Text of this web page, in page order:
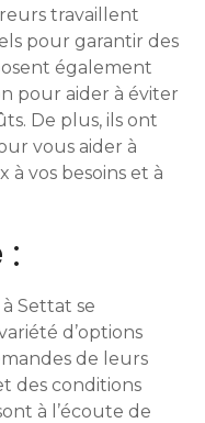
travaillent
pour garantir des
également
pour aider à éviter
De plus, ils ont
vous aider à
à vos besoins et à
Settat se
d’options
de leurs
des conditions
à l’écoute de